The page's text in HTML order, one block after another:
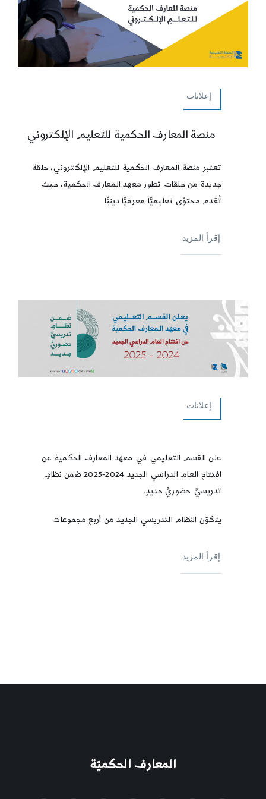
إعلانات
منصة المعارف الحكمية للتعليم الإلكتروني
تعتبر منصة المعارف الحكمية للتعليم الإلكتروني، حلقة
جديدة من حلقات تطور معهد المعارف الحكمية، حيث
تُقدم محتوًى تعليميًّا معرفيًّا دينيًّا
إقرأ المزيد
إعلانات
علن القسم التعليمي في معهد المعارف الحكمية عن
افتتاح العام الدراسي الجديد 2024-2025 ضمن نظامٍ
تدريسيٍّ حضوريٍّ جديدٍ.
يتكوّن النظام التدريسي الجديد من أربع مجموعات
إقرأ المزيد
المعارف الحكميّة